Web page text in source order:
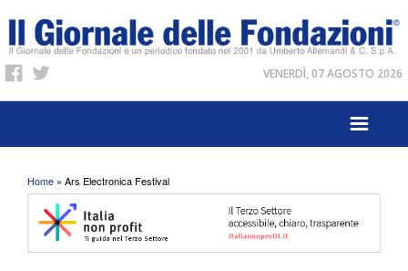
VENERDÌ, 07 AGOSTO 2026
Tu sei qui
Home » Ars Electronica Festival